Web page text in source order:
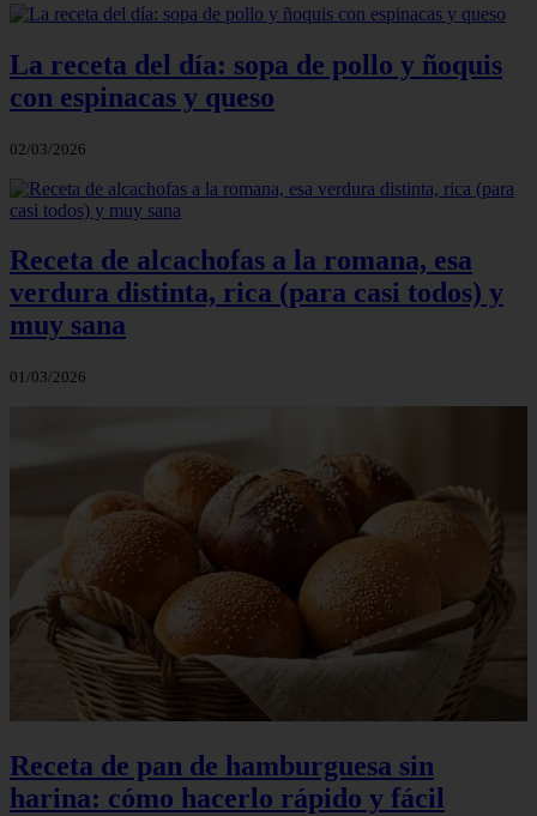
La receta del día: sopa de pollo y ñoquis
con espinacas y queso
02/03/2026
Receta de alcachofas a la romana, esa
verdura distinta, rica (para casi todos) y
muy sana
01/03/2026
Receta de pan de hamburguesa sin
harina: cómo hacerlo rápido y fácil